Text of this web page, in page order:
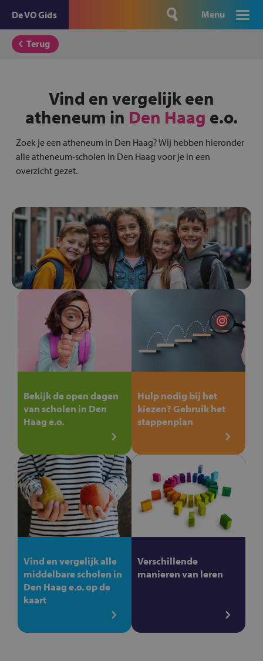
De VO Gids Menu
Terug
Vind en vergelijk een
atheneum in Den Haag e.o.
Zoek je een atheneum in Den Haag? Wij hebben hieronder
alle atheneum-scholen in Den Haag voor je in een
overzicht gezet.
Bekijk de open dagen
van scholen in Den
Haag e.o.
Hulp nodig bij het
kiezen? Gebruik het
stappenplan
Vind en vergelijk alle
middelbare scholen in
Den Haag e.o. op de
kaart
Verschillende
manieren van leren